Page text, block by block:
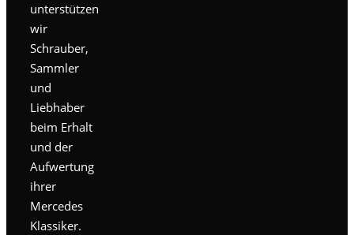
unterstützen
wir
Schrauber,
Sammler
und
Liebhaber
beim Erhalt
und der
Aufwertung
ihrer
Mercedes
Klassiker.